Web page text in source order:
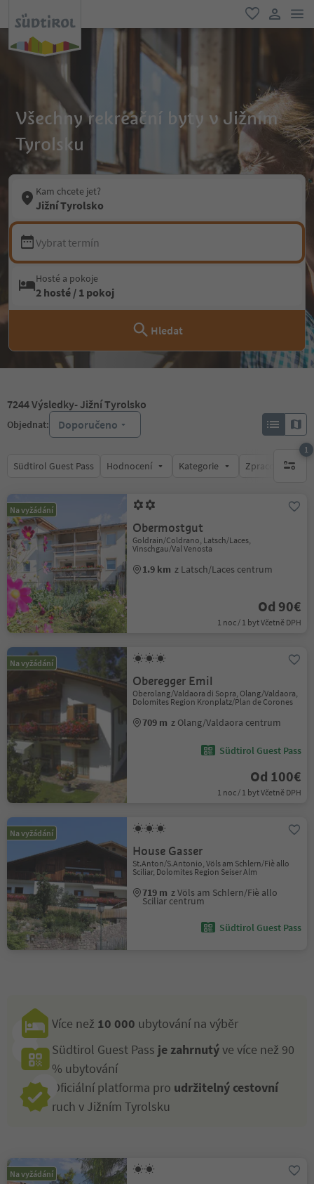
oblíbené
Všechny rekreační byty v Jižním
Tyrolsku
Kam chcete jet?
Jižní Tyrolsko
Vybrat termín
Hosté a pokoje
2 hosté / 1 pokoj
Hledat
7244Výsledky- Jižní Tyrolsko
Objednat: Doporučeno
Südtirol Guest Pass Hodnocení Kategorie Zpracovává
1
1
Na vyžádání
Obermostgut
Goldrain/Coldrano, Latsch/Laces,
Vinschgau/Val Venosta
1.9 km z Latsch/Laces centrum
Od 90€
1 noc / 1 byt Včetně DPH
Na vyžádání
Oberegger Emil
Oberolang/Valdaora di Sopra, Olang/Valdaora,
Dolomites Region Kronplatz/Plan de Corones
709 m z Olang/Valdaora centrum
Südtirol Guest Pass
Od 100€
1 noc / 1 byt Včetně DPH
Na vyžádání
House Gasser
St.Anton/S.Antonio, Völs am Schlern/Fiè allo
Sciliar, Dolomites Region Seiser Alm
719 m z Völs am Schlern/Fiè allo
Sciliar centrum
Südtirol Guest Pass
Více než 10 000 ubytování na výběr
Südtirol Guest Pass je zahrnutýve více než 90
% ubytování
Oficiální platforma pro udržitelný cestovní
ruch v Jižním Tyrolsku
Na vyžádání